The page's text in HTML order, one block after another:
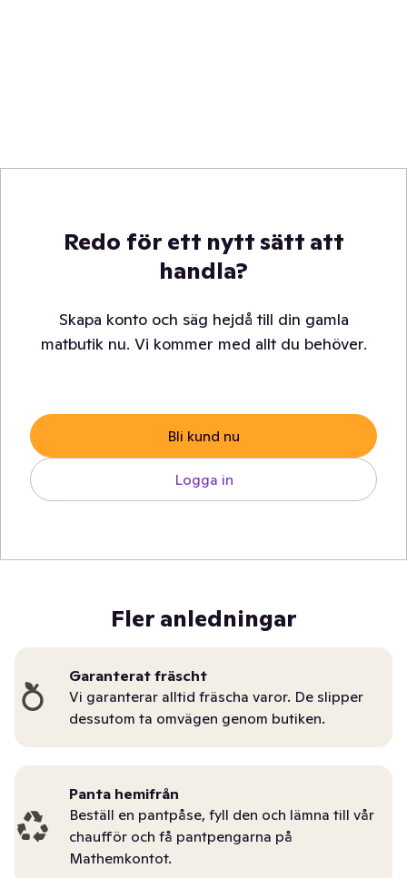
Redo för ett nytt sätt att
handla?
Skapa konto och säg hejdå till din gamla
matbutik nu. Vi kommer med allt du behöver.
Bli kund nu
Logga in
Fler anledningar
Garanterat fräscht
Vi garanterar alltid fräscha varor. De slipper
dessutom ta omvägen genom butiken.
Panta hemifrån
Beställ en pantpåse, fyll den och lämna till vår
chaufför och få pantpengarna på
Mathemkontot.